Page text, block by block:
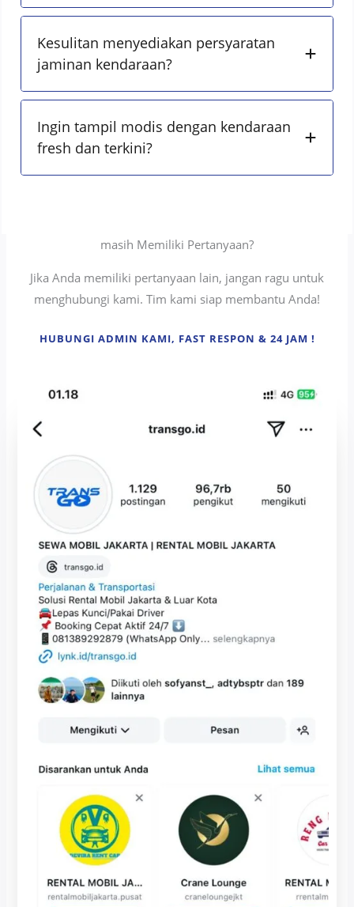
Kesulitan menyediakan persyaratan
jaminan kendaraan?
Ingin tampil modis dengan kendaraan
fresh dan terkini?
masih Memiliki Pertanyaan?
Jika Anda memiliki pertanyaan lain, jangan ragu untuk
menghubungi kami. Tim kami siap membantu Anda!
HUBUNGI ADMIN KAMI, FAST RESPON & 24 JAM !